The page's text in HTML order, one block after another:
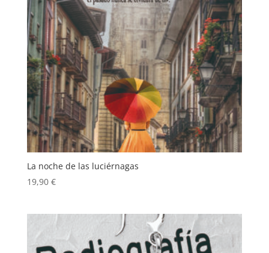
La noche de las luciérnagas
19,90 €